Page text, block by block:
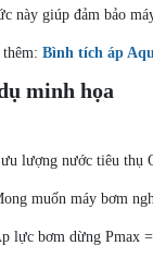
này giúp đảm bảo
thêm:Bình tích áp
minh họa
lượng nước tiêu thụ
muốn máy bơm
lực bơm dừng Pmax =